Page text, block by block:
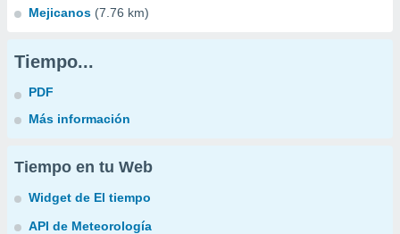
Mejicanos (7.76 km)
Tiempo...
PDF
Más información
Tiempo en tu Web
Widget de El tiempo
API de Meteorología